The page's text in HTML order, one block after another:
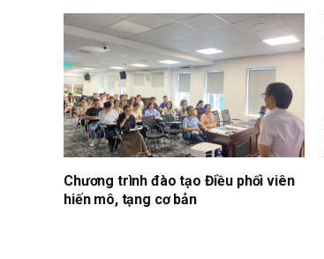
Chương trình đào tạo Điều phối viên
hiến mô, tạng cơ bản